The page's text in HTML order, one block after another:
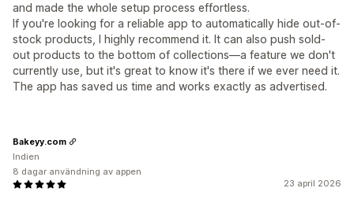
and made the whole setup process effortless.
If you're looking for a reliable app to automatically hide out-of-
stock products, I highly recommend it. It can also push sold-
out products to the bottom of collections—a feature we don't
currently use, but it's great to know it's there if we ever need it.
The app has saved us time and works exactly as advertised.
23 april 2026
Bakeyy.com
Indien
8 dagar användning av appen